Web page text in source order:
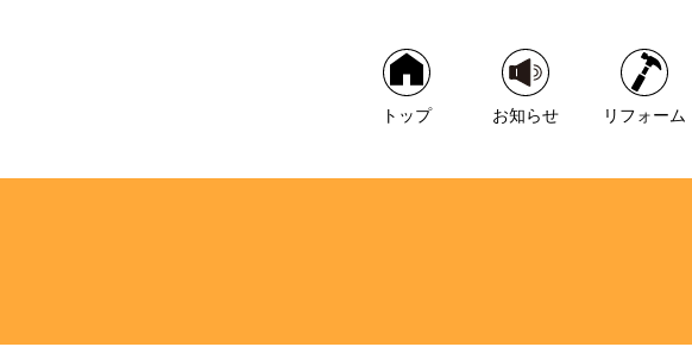
トップ お知らせ リフォーム